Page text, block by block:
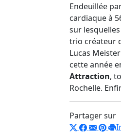
Endeuillée
cardiaque à
sur
trio créateur
Lucas
Attraction,
Rochelle.
Partager sur